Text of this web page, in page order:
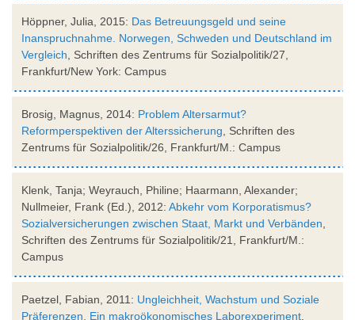
Höppner, Julia, 2015: Das Betreuungsgeld und seine
Inanspruchnahme. Norwegen, Schweden und Deutschland im
Vergleich , Schriften des Zentrums für Sozialpolitik/27,
Frankfurt/New York: Campus
Brosig, Magnus, 2014: Problem Altersarmut?
Reformperspektiven der Alterssicherung , Schriften des
Zentrums für Sozialpolitik/26, Frankfurt/M.: Campus
Klenk, Tanja; Weyrauch, Philine; Haarmann, Alexander;
Nullmeier, Frank (Ed.), 2012: Abkehr vom Korporatismus?
Sozialversicherungen zwischen Staat, Markt und Verbänden
Schriften des Zentrums für Sozialpolitik/21, Frankfurt/M.:
Campus
Paetzel, Fabian, 2011: Ungleichheit, Wachstum und Soziale
Präferenzen. Ein makroökonomisches Laborexperiment